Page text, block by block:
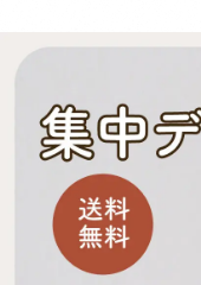
で、愛犬が美味しく健康
らシニアまで使用でき、
ができる商品です。 内容
ク、イヌリン（食物繊維
ゲンペプチドコエンザイ
費期限 未開封の状態で製
決めて、日光・高温多湿
っかりと早めにお使いく
やぬるま湯で溶かして与
栄養素の吸収を補助して
を調整してください 成